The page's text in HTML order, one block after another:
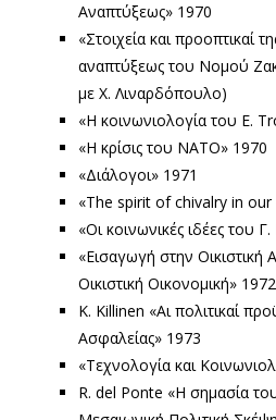
Αναπτύξεως» 1970
«Στοιχεία και προοπτικαί
αναπτύξεως του Νομού
με Χ. Λιναρδόπουλο)
«Η κοινωνιολογία του Ε.
«Η κρίσις του ΝΑΤΟ» 1970
«Διάλογοι» 1971
«The spirit of chivalry in our
«Οι κοινωνικές ιδέες του
«Εισαγωγή στην Οικιστική
Οικιστική Οικονομική» 1972
Κ. Killinen «Αι πολιτικαί
Ασφαλείας» 1973
«Τεχνολογία και
R. del Ponte «Η σημασία